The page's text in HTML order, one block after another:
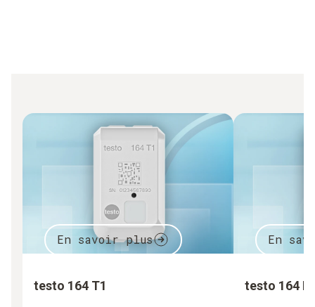
En savoir plus
testo 164 T1
En
testo 164